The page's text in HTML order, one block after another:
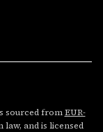
sourced fromEUR-
and is licensed